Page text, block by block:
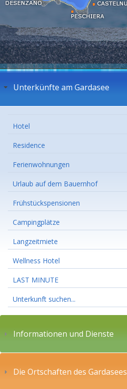
Unterkünfte am Gardasee
Hotel
Residence
Ferienwohnungen
Urlaub auf dem Bauernhof
Frühstückspensionen
Campingplätze
Langzeitmiete
Wellness Hotel
LAST MINUTE
Unterkunft suchen...
Informationen und Dienste
Die Ortschaften des Gardasees